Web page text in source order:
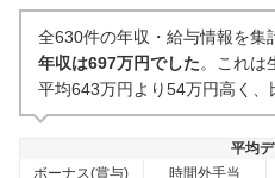
全630件の年収・給与情報を集
年収は697万円でした。これは
平均643万円より54万円高く、
平均
ボーナス(賞与)
時間外手当